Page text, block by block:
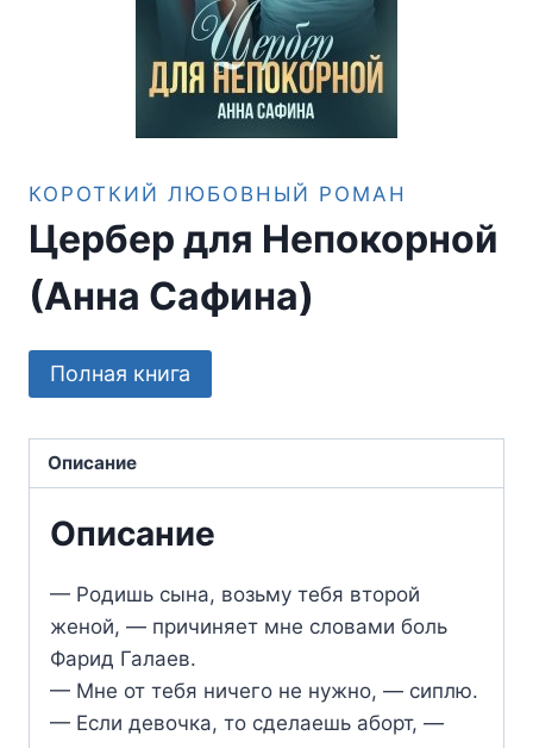
КОРОТКИЙ ЛЮБОВНЫЙ РОМАН
Цербер для Непокорной
(Анна Сафина)
Полная книга
Описание
Описание
— Родишь сына, возьму тебя второй
женой, — причиняет мне словами боль
Фарид Галаев.
— Мне от тебя ничего не нужно, — сиплю.
— Если девочка, то сделаешь аборт, —